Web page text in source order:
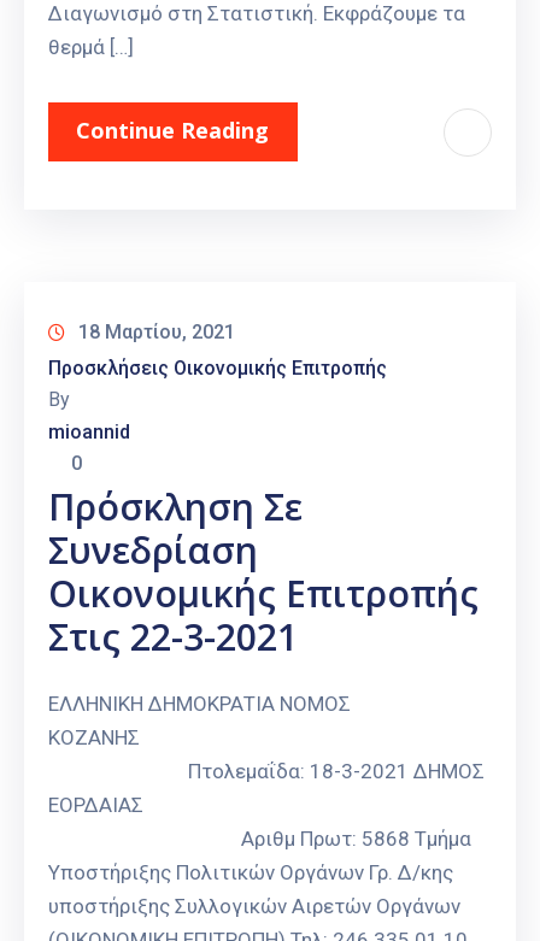
Διαγωνισμό στη Στατιστική. Εκφράζουμε τα
θερμά […]
Continue Reading
18 Μαρτίου, 2021
Προσκλήσεις Οικονομικής Επιτροπής
By
mioannid
0
Πρόσκληση Σε
Συνεδρίαση
Οικονομικής Επιτροπής
Στις 22-3-2021
ΕΛΛΗΝΙΚΗ ΔΗΜΟΚΡΑΤΙΑ ΝΟΜΟΣ
ΚΟΖΑΝΗΣ
Πτολεμαΐδα: 18-3-2021 ΔΗΜΟΣ
ΕΟΡΔΑΙΑΣ
Αριθμ Πρωτ: 5868 Τμήμα
Υποστήριξης Πολιτικών Οργάνων Γρ. Δ/κης
υποστήριξης Συλλογικών Αιρετών Οργάνων